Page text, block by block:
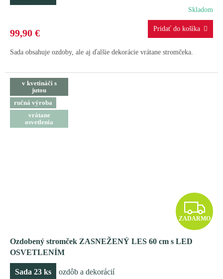
R
M
Skladom
99,90 €
Sada obsahuje ozdoby, ale aj ďalšie dekorácie vrátane stromčeka.
v kvetináči s
jutou
ručná výroba
vrátane
osvetlenia
Z
A
ZADARMO
Ozdobený stromček ZASNEŽENÝ LES 60 cm s LED
OSVETLENÍM
Sada 23 ks ozdôb a dekorácií